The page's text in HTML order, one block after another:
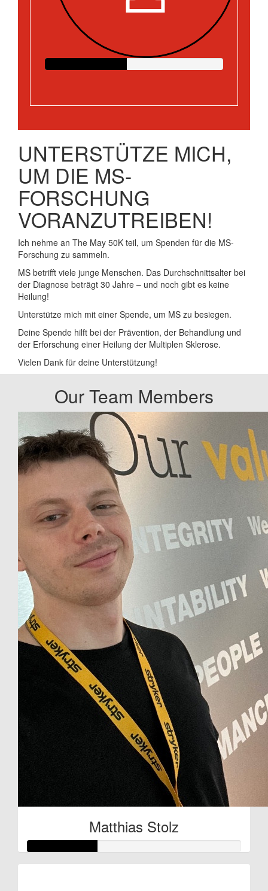
UNTERSTÜTZE MICH,
UM DIE MS-
FORSCHUNG
VORANZUTREIBEN!
Ich nehme an The May 50K teil, um Spenden für die MS-
Forschung zu sammeln.
MS betrifft viele junge Menschen. Das Durchschnittsalter bei
der Diagnose beträgt 30 Jahre – und noch gibt es keine
Heilung!
Unterstütze mich mit einer Spende, um MS zu besiegen.
Deine Spende hilft bei der Prävention, der Behandlung und
der Erforschung einer Heilung der Multiplen Sklerose.
Vielen Dank für deine Unterstützung!
Our Team Members
Matthias Stolz